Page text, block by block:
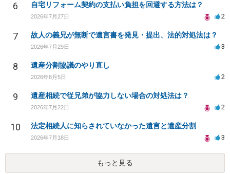
6 自宅リフォーム契約の支払い負担を回避する方法は？
2026年7月27日 2
7 故人の義兄が無断で遺言書を発見・提出、法的対処法は？
2026年7月29日 3
8 遺産分割協議のやり直し
2026年8月5日 2
9 遺産相続で従兄弟が協力しない場合の対処法は？
2026年7月22日 2
10 法定相続人に知らされていなかった遺言と遺産分割
2026年7月18日 3
もっと見る